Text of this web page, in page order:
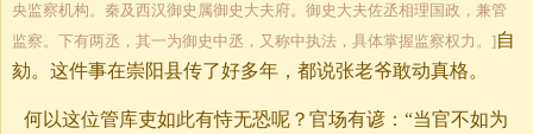
央监察机构。秦及西汉御史属御史大夫府。御史大夫佐丞相理国政，兼管
监察。下有两丞，其一为御史中丞，又称中执法，具体掌握监察权力。]自
劾。这件事在崇阳县传了好多年，都说张老爷敢动真格。
何以这位管库吏如此有恃无恐呢？官场有谚：“当官不如为